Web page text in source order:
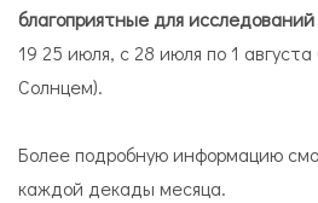
благоприятные для
19 25 июля, с 28 июля по 1
Солнцем).
Более подробную информацию
каждой декады месяца.